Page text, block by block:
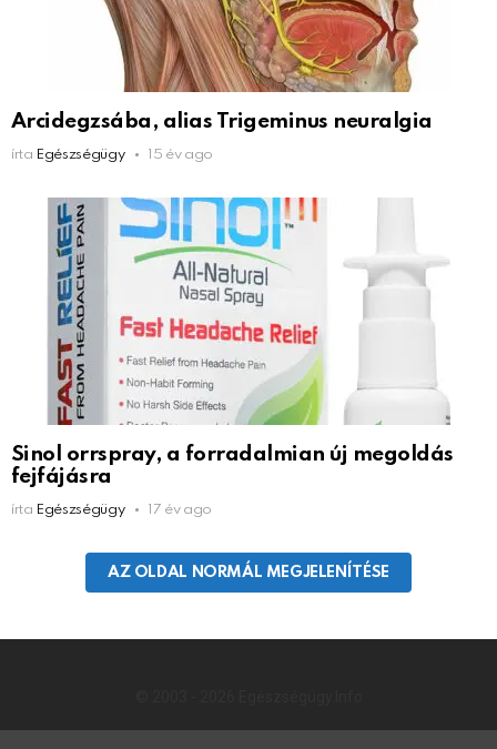
Arcidegzsába, alias Trigeminus neuralgia
írta Egészségügy 15 év ago
Sinol orrspray, a forradalmian új megoldás
fejfájásra
írta Egészségügy 17 év ago
AZ OLDAL NORMÁL MEGJELENÍTÉSE